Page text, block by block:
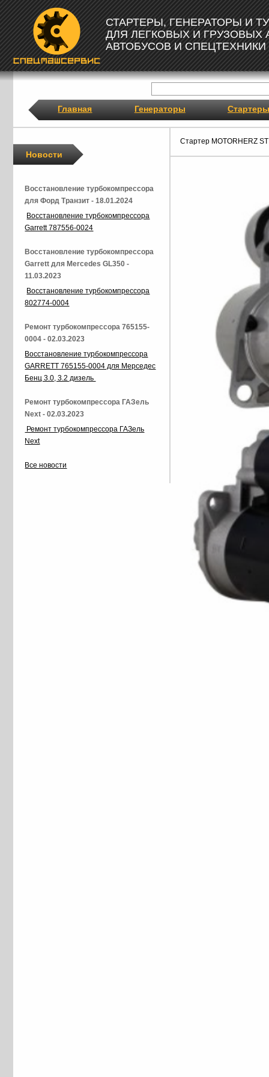
СТАРТЕРЫ, ГЕНЕРАТОРЫ И
ДЛЯ ЛЕГКОВЫХ И ГРУЗОВЫХ
АВТОБУСОВ И СПЕЦТЕХНИКИ
Главная Генераторы Стартеры
Стартер MOTORHERZ
Новости
Восстановление турбокомпрессора
для Форд Транзит - 18.01.2024
Восстановление турбокомпрессора
Garrett 787556-0024
Восстановление турбокомпрессора
Garrett для Mercedes GL350 -
11.03.2023
Восстановление турбокомпрессора
802774-0004
Ремонт турбокомпрессора 765155-
0004 - 02.03.2023
Восстановление турбокомпрессора
GARRETT 765155-0004 для Мерседес
Бенц 3.0, 3.2 дизель
Ремонт турбокомпрессора ГАЗель
Next - 02.03.2023
Ремонт турбокомпрессора ГАЗель
Next
Все новости